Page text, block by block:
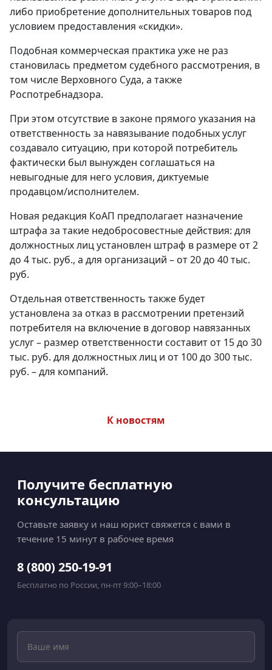
либо приобретение дополнительных товаров под
условием предоставления «скидки».
Подобная коммерческая практика уже не раз
становилась предметом судебного рассмотрения, в
том числе Верховного Суда, а также
Роспотребнадзора.
При этом отсутствие в законе прямого указания на
ответственность за навязывание подобных услуг
создавало ситуацию, при которой потребитель
фактически был вынужден соглашаться на
невыгодные для него условия, диктуемые
продавцом/исполнителем.
Новая редакция КоАП предполагает назначение
штрафа за такие недобросовестные действия: для
должностных лиц установлен штраф в размере от 2
до 4 тыс. руб., а для организаций – от 20 до 40 тыс.
руб.
Отдельная ответственность также будет
установлена за отказ в рассмотрении претензий
потребителя на включение в договор навязанных
услуг – размер ответственности составит от 15 до 30
тыс. руб. для должностных лиц и от 100 до 300 тыс.
руб. – для компаний.
К новостям
Получите бесплатную
консультацию
Оставьте заявку и наш юрист свяжется с вами в
течение 15 минут в рабочее время
8 (800) 250-19-91
Бесплатно по России, пн-пт 9:00–18:00